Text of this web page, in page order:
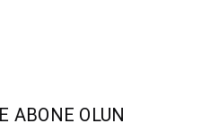
ABONE OLUN